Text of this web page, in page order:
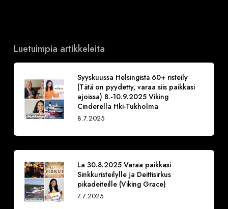
Luetuimpia artikkeleita
Syyskuussa Helsingistä 60+ risteily
(Tätä on pyydetty, varaa siis paikkasi
ajoissa) 8.-10.9.2025 Viking
Cinderella Hki-Tukholma
8.7.2025
La 30.8.2025 Varaa paikkasi
Sinkkuristeilylle ja Deittisirkus
pikadeiteille (Viking Grace)
7.7.2025